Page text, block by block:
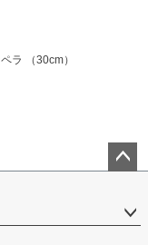
ラ （30cm）
ップ